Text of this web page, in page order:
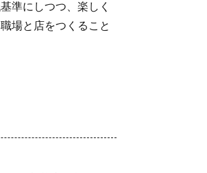
準にしつつ、楽しく
場と店をつくること